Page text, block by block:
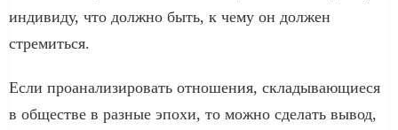
индивиду, что должно быть, к чему он должен
стремиться.
Если проанализировать отношения, складывающиеся
в обществе в разные эпохи, то можно сделать вывод,